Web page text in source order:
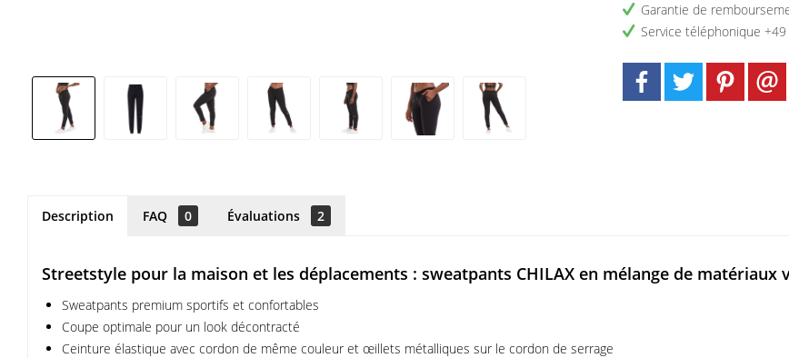
Garantie de
Service téléphonique
Description FAQ 0 Évaluations 2
Streetstyle pour la maison et les déplacements : sweatpants CHILAX en mélange de matériaux
Sweatpants premium sportifs et confortables
Coupe optimale pour un look décontracté
Ceinture élastique avec cordon de même couleur et œillets métalliques sur le cordon de serrage